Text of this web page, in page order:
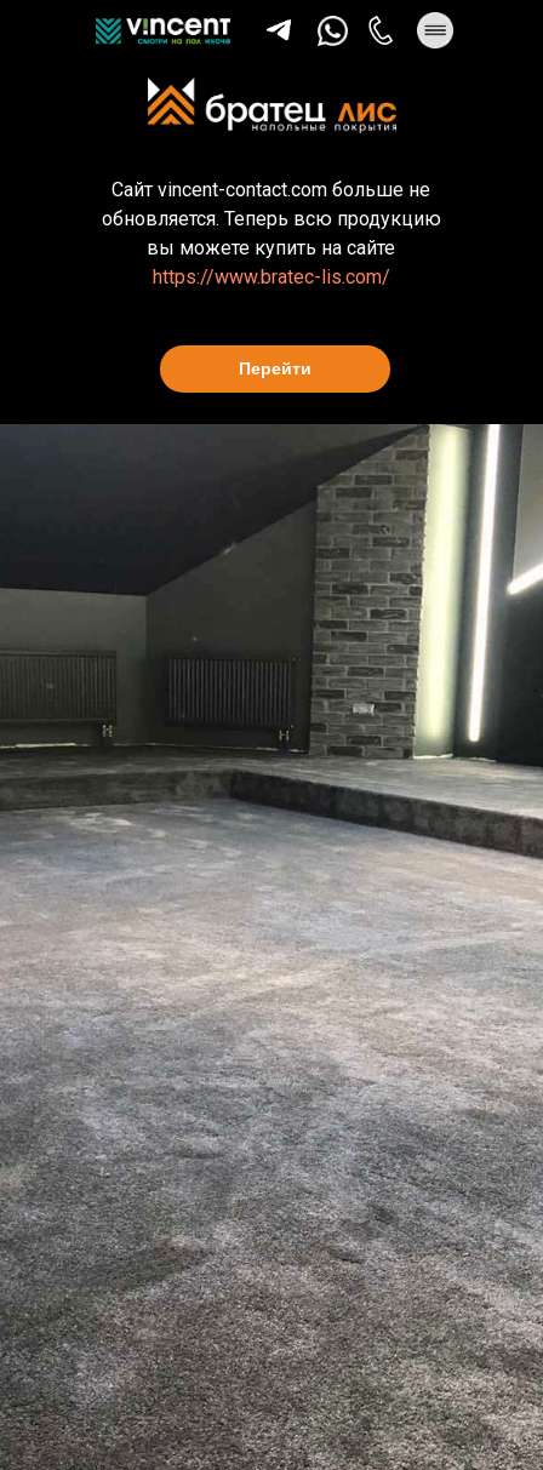
Перейти
Сайт vincent-contact.com больше не
обновляется. Теперь всю продукцию
вы можете купить на сайте
https://www.bratec-lis.com/